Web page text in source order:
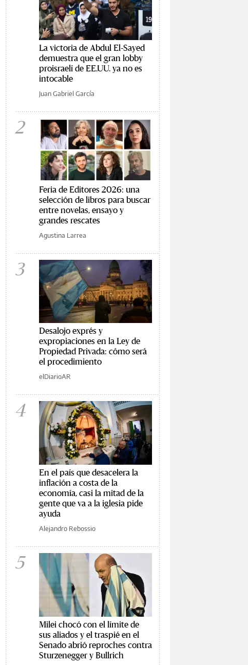
La victoria de Abdul El-Sayed
demuestra que el gran lobby
proisraelí de EE.UU. ya no es
intocable
Juan Gabriel García
2
Feria de Editores 2026: una
selección de libros para buscar
entre novelas, ensayo y
grandes rescates
Agustina Larrea
3
Desalojo exprés y
expropiaciones en la Ley de
Propiedad Privada: cómo será
el procedimiento
elDiarioAR
4
En el país que desacelera la
inflación a costa de la
economía, casi la mitad de la
gente que va a la iglesia pide
ayuda
Alejandro Rebossio
5
Milei chocó con el límite de
sus aliados y el traspié en el
Senado abrió reproches contra
Sturzenegger y Bullrich